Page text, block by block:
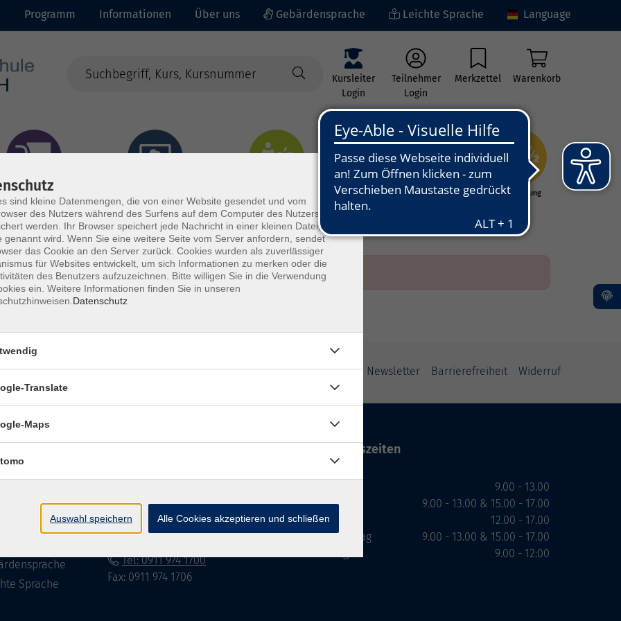
Programm Informationen Über uns Gebärdensprache Leichte Sprache Language
Kursleiter
Login
Teilnehmer
Login
Merkzettel Warenkorb
- Integration
Kunst - Kultur -
Grundbildung
Impressum Datenschutzerklärung AGB Newsletter Barrierefreiheit Widerruf
Sprache
90762 Fürth
info@vhs-fuerth.de
Tel: 0911 974 1700
Fax: 0911 974 1706
Öffnungszeiten
Dienstag
Mittwoch
Donnerstag
9.00 - 13.00
9.00 - 13.00 & 15.00 - 17.00
12.00 - 17.00
9.00 - 13.00 & 15.00 - 17.00
9.00 - 12:00
sind kleine Datenmengen, die von einer Website gesendet und vom
des Nutzers während des Surfens auf dem Computer des Nutzers
werden. Ihr Browser speichert jede Nachricht in einer kleinen Datei, die
genannt wird. Wenn Sie eine weitere Seite vom Server anfordern, sendet
das Cookie an den Server zurück. Cookies wurden als zuverlässiger
für Websites entwickelt, um sich Informationen zu merken oder die
des Benutzers aufzuzeichnen. Bitte willigen Sie in die Verwendung
ein. Weitere Informationen finden Sie in unseren
Datenschutz
×
Translate
Maps
Auswahl speichern Alle Cookies akzeptieren und schließen